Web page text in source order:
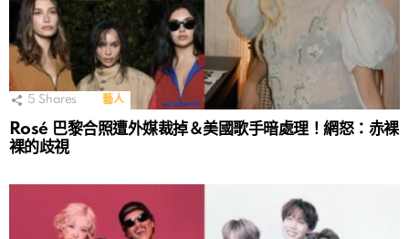
5 Shares 藝人
Rosé 巴黎合照遭外媒裁掉＆美國歌手暗處理！網怒：赤裸
裸的歧視